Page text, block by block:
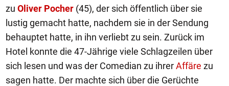
zu Oliver Pocher (45), der sich öffentlich über sie
lustig gemacht hatte, nachdem sie in der Sendung
behauptet hatte, in ihn verliebt zu sein. Zurück im
Hotel konnte die 47-Jährige viele Schlagzeilen über
sich lesen und was der Comedian zu ihrerAffäre zu
sagen hatte. Der machte sich über die Gerüchte